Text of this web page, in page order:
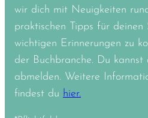
wir dich mit Neuigkeiten
praktischen Tipps für deinen
wichtigen Erinnerungen zu
der Buchbranche. Du
abmelden. Weitere
findest du hier.